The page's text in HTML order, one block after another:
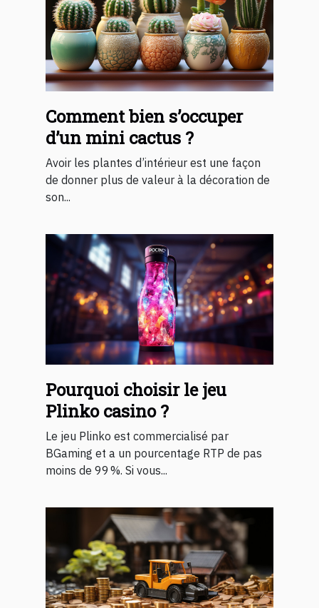
Comment bien s’occuper
d’un mini cactus ?
Avoir les plantes d’intérieur est une façon
de donner plus de valeur à la décoration de
son...
Pourquoi choisir le jeu
Plinko casino ?
Le jeu Plinko est commercialisé par
BGaming et a un pourcentage RTP de pas
moins de 99 %. Si vous...